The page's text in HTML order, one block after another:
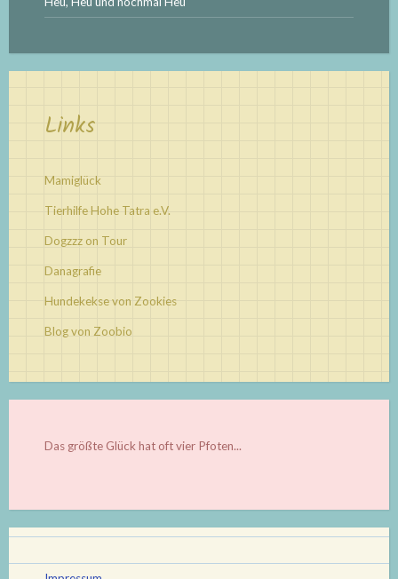
Links
Mamiglück
Tierhilfe Hohe Tatra e.V.
Dogzzz on Tour
Danagrafie
Hundekekse von Zookies
Blog von Zoobio
Das größte Glück hat oft vier Pfoten...